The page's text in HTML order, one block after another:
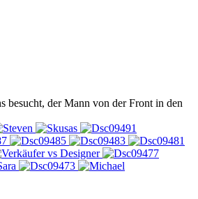
besucht, der Mann von der Front in den